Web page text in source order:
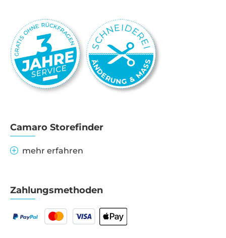
Camaro Storefinder
mehr erfahren
Zahlungsmethoden